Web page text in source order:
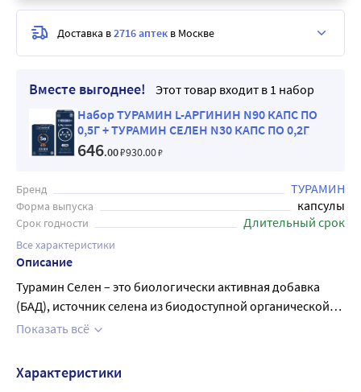
Вместе выгоднее!
Этот товар входит в 1 набор
Набор ТУРАМИН L-АРГИНИН N90 КАПС ПО
0,5Г + ТУРАМИН СЕЛЕН N30 КАПС ПО 0,2Г
646.00₽930.00₽
Бренд ТУРАМИН
Форма выпуска капсулы
Срок годности Длительный срок
Все характеристики
Описание
Турамин Селен – это биологически активная добавка
(БАД), источник селена из биодоступной органической
формы селексен. Селен поддерживает естественные
окислительного повреждения. Достаточное содержание
селена способствует поддержке иммунной системы и
Показать всё
Доставка в2716 аптек в Москве
Характеристики